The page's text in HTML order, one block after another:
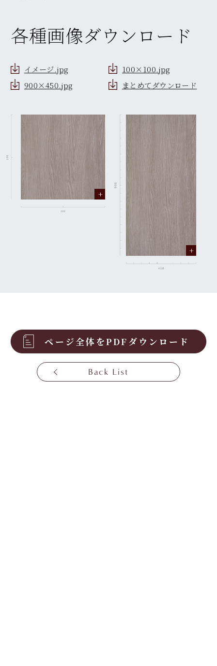
各種画像ダウンロード
イメージ.jpg
100×100.jpg
900×450.jpg
まとめてダウンロード
ページ全体をPDFダウンロード
Back List